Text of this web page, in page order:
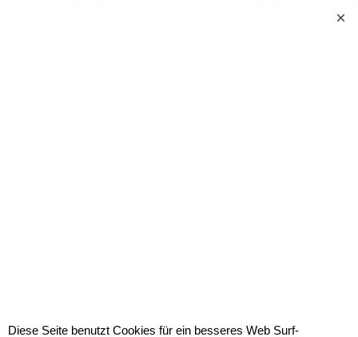
Diese Seite benutzt Cookies für ein besseres Web Surf-